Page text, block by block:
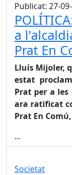
Publicat: 27-
a
Prat En
Lluís Mijoler,
estat
Prat per a
ara ratificat
Prat En Comú,
...
Societat